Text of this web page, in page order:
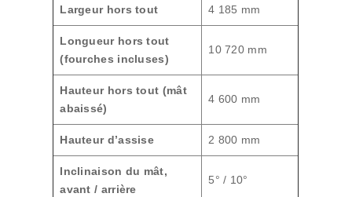
Largeur hors tout 4 185 mm
Longueur hors tout
(fourches incluses)
10 720 mm
Hauteur hors tout (mât
abaissé)
4 600 mm
Hauteur d’assise 2 800 mm
Inclinaison du mât,
avant / arrière
5° / 10°